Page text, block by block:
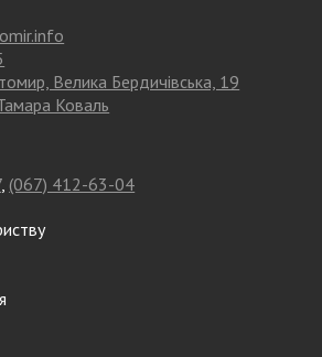
Велика Бердичівська, 19
Коваль
, (067) 412-63-04